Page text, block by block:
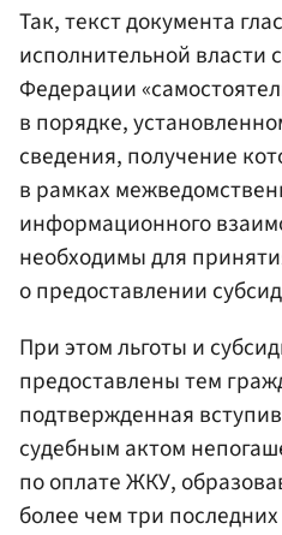
Так, текст документа
исполнительной власти
Федерации
в порядке,
сведения, получение
в рамках
информационного
необходимы для
о предоставлении
При этом льготы и
предоставлены тем
подтвержденная
судебным актом
по оплате ЖКУ,
более чем три последних